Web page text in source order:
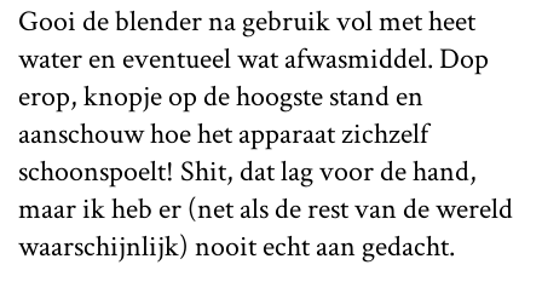
Gooi de blender na gebruik vol met heet
water en eventueel wat afwasmiddel. Dop
erop, knopje op de hoogste stand en
aanschouw hoe het apparaat zichzelf
schoonspoelt! Shit, dat lag voor de hand,
maar ik heb er (net als de rest van de wereld
waarschijnlijk) nooit echt aan gedacht.